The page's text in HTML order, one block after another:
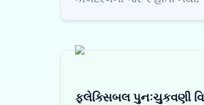
ફ્લેક્સિબલ પુનઃચુકવણી